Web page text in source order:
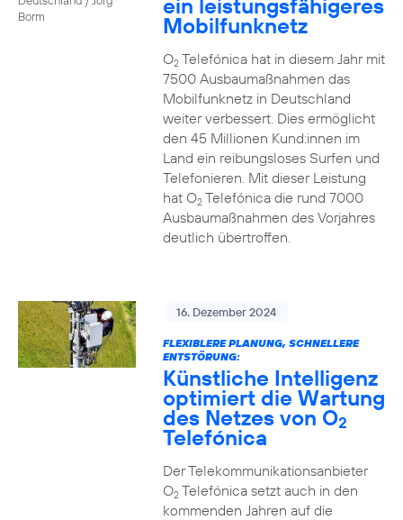
Borm
ein leistungsfähigeres
Mobilfunknetz
O2Telefónica hat in diesem Jahr mit
7500 Ausbaumaßnahmen das
Mobilfunknetz in Deutschland
weiter verbessert. Dies ermöglicht
den 45 Millionen Kund:innen im
Land ein reibungsloses Surfen und
Telefonieren. Mit dieser Leistung
hat O2Telefónica die rund 7000
Ausbaumaßnahmen des Vorjahres
deutlich übertroffen.
16. Dezember 2024
FLEXIBLERE PLANUNG, SCHNELLERE
ENTSTÖRUNG:
Künstliche Intelligenz
optimiert die Wartung
des Netzes von O2
Telefónica
Der Telekommunikationsanbieter
O2Telefónica setzt auch in den
kommenden Jahren auf die